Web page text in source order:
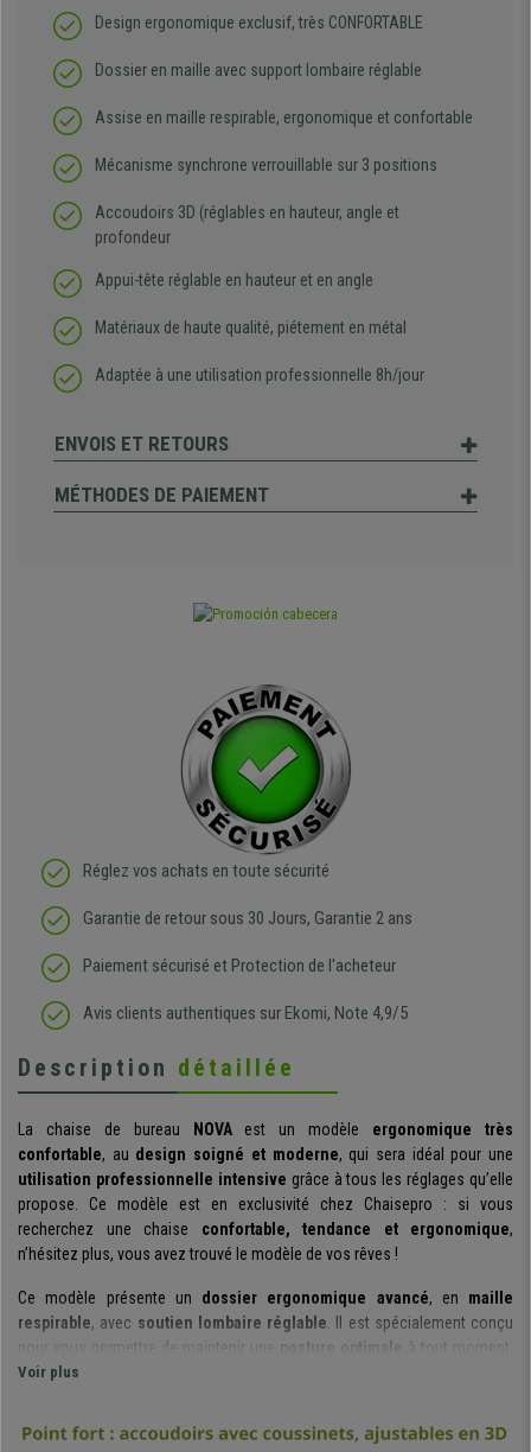
Design ergonomique exclusif, très CONFORTABLE
Dossier en maille avec support lombaire réglable
Assise en maille respirable, ergonomique et confortable
Mécanisme synchrone verrouillable sur 3 positions
Accoudoirs 3D (réglables en hauteur, angle et
profondeur
Appui-tête réglable en hauteur et en angle
Matériaux de haute qualité, piétement en métal
Adaptée à une utilisation professionnelle 8h/jour
ENVOIS ET RETOURS
MÉTHODES DE PAIEMENT
Réglez vos achats en toute sécurité
Garantie de retour sous 30 Jours, Garantie 2 ans
Paiement sécurisé et Protection de l'acheteur
Avis clients authentiques sur Ekomi, Note 4,9/5
Description détaillée
La chaise de bureau NOVAest un modèle ergonomique très
confortable, au design soigné et moderne, qui sera idéal pour une
utilisation professionnelle intensive grâce à tous les réglages qu’elle
propose. Ce modèle est en exclusivité chez Chaisepro : si vous
recherchez une chaise confortable, tendance et ergonomique,
n’hésitez plus, vous avez trouvé le modèle de vos rêves !
Ce modèle présente un dossier ergonomique avancé, en maille
respirable, avec soutien lombaire réglable. Il est spécialement conçu
pour vous permettre de maintenir une
posture optimale
à tout moment,
afin de favoriser la santé de votre dos. Le
besoins.
Voir plus